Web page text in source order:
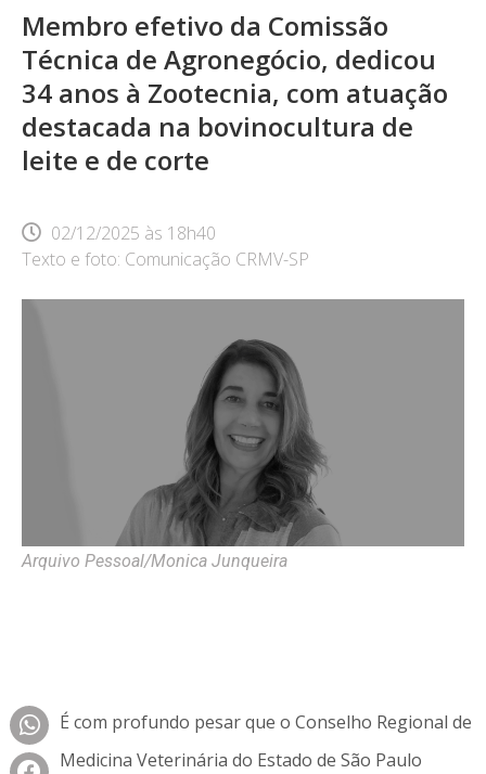
Membro efetivo da Comissão
Técnica de Agronegócio, dedicou
34 anos à Zootecnia, com atuação
destacada na bovinocultura de
leite e de corte
02/12/2025 às 18h40
Texto e foto: Comunicação CRMV-SP
Arquivo Pessoal/Monica Junqueira
É com profundo pesar que o Conselho Regional de
Medicina Veterinária do Estado de São Paulo